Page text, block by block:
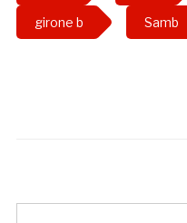
girone b Samb